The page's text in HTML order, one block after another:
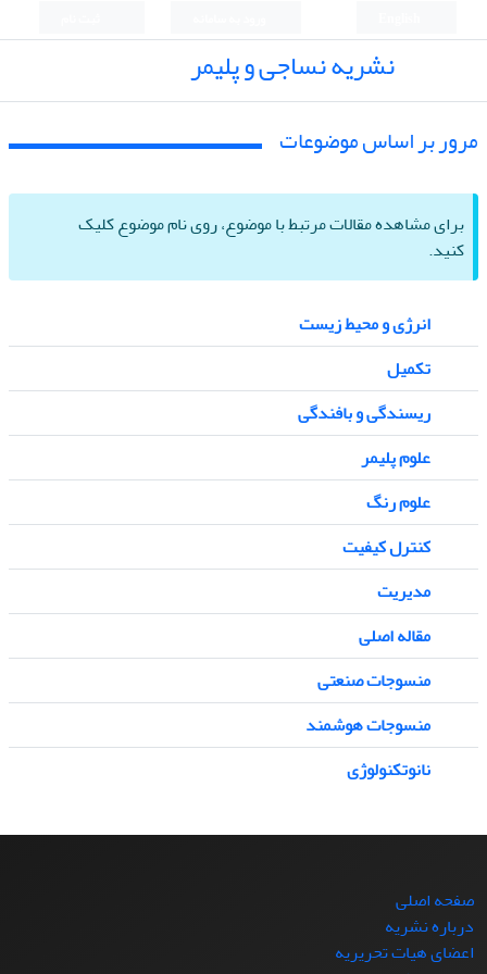
نشریه نساجی و پلیمر
مرور بر اساس موضوعات
برای مشاهده مقالات مرتبط با موضوع، روی نام موضوع کلیک
کنید.
انرژی و محیط زیست
تکمیل
ریسندگی و بافندگی
علوم پلیمر
علوم رنگ
کنترل کیفیت
مدیریت
مقاله اصلی
منسوجات صنعتی
منسوجات هوشمند
نانوتکنولوژی
صفحه اصلی
درباره نشریه
اعضای هیات تحریریه